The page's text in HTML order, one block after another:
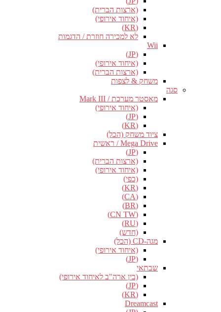
(ארצות הברית)
(איחוד אירופי)
(KR)
לא למכירה חוזרת / הדגמות
Wii
(JP)
(איחוד אירופי)
(ארצות הברית)
משחק & לצפות
סגה
מאסטר מערכת / Mark III
(איחוד אירופי)
(JP)
(KR)
ציוד משחק (הכל)
Mega Drive / ראשית
(JP)
(ארצות הברית)
(איחוד אירופי)
(כפי)
(KR)
(CA)
(BR)
(CN TW)
(RU)
(חדש)
מגה-CD (הכל)
(איחוד אירופי)
(JP)
שבתאי
(בין ארה"ב לאיחוד אירופי)
(JP)
(KR)
Dreamcast